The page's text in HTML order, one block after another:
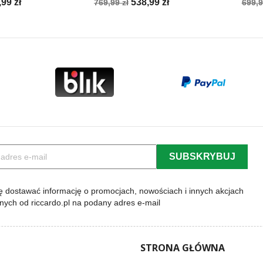
zł 769,99 zł 538,99 zł
dostawać informację o promocjach, nowościach i innych akcjach
od riccardo.pl na podany adres e-mail
STRONA GŁÓWNA